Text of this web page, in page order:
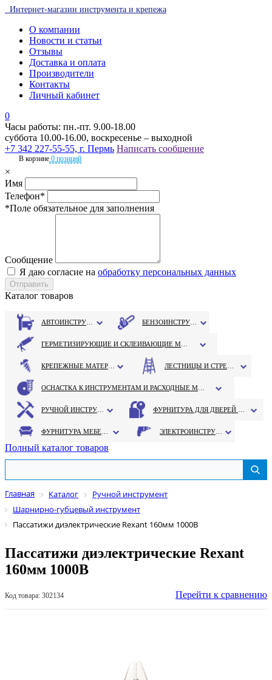
Интернет-магазин инструмента и крепежа
О компании
Новости и статьи
Отзывы
Доставка и оплата
Производители
Контакты
Личный кабинет
0
Часы работы: пн.-пт. 9.00-18.00
суббота 10.00-16.00, воскресенье – выходной
+7 342 227-55-55, г. Пермь Написать сообщение
В корзине 0 позиций
×
Имя
Телефон*
*Поле обязательное для заполнения
Сообщение
Я даю согласие на обработку персональных данных
Каталог товаров
Полный каталог товаров
Главная Каталог
Ручной инструмент
Шарнирно-губцевый инструмент
Пассатижи диэлектрические Rexant 160мм 1000В
Пассатижи диэлектрические Rexant
160мм 1000В
Код товара: 302134 Перейти к сравнению